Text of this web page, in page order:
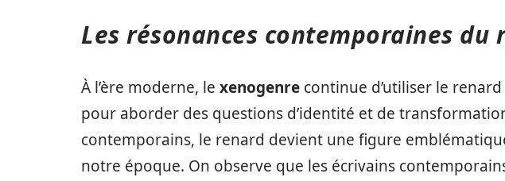
Les résonances contemporaines du
À l’ère moderne, le xenogenre continue d’utiliser le
pour aborder des questions d’identité et de
contemporains, le renard devient une figure
notre époque. On observe que les écrivains